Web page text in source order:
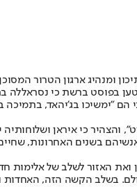
ומנהיג ארגון הטרור
בפוסט ברשת כי נסראללה
"ימשיכו בג'יהאד, בתמיכה
והצהיר כי איראן
בשנים האחרונות,
ואת האזור לשלב של אלימות
בשלב הקשה הזה, האחדות